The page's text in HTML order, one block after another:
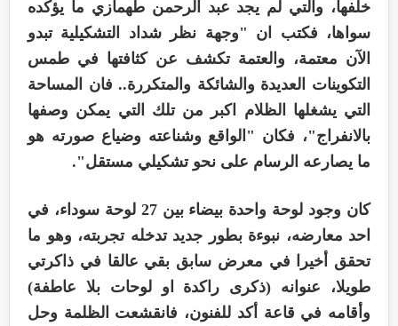
خلفها، والتي لم يجد عبد الرحمن طهمازي ما يؤكده
سواها، فكتب ان "وجهة نظر شداد التشكيلية تبدو
الآن معتمة، والعتمة تكشف عن كثافتها في طمس
التكوينات العديدة والشائكة والمتكررة.. فان المساحة
التي يشغلها الظلام اكبر من تلك التي يمكن وصفها
بالانفراج"، فكان "الواقع وشناعته وضياع صورته هو
ما يصارعه الرسام على نحو تشكيلي مستقل".
كان وجود لوحة واحدة بيضاء بين 27 لوحة سوداء، في
احد معارضه، نبوءة بطور جديد تدخله تجربته، وهو ما
تحقق أخيرا في معرض سابق بقي عالقا في ذاكرتي
طويلا، عنوانه (ذكرى راكدة او لوحات بلا عاطفة)
وأقامه في قاعة أكد للفنون، فانقشعت الظلمة وحل